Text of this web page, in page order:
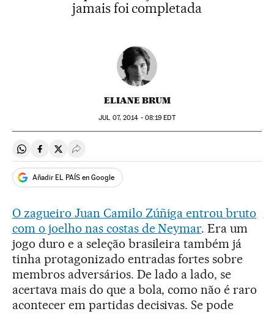
jamais foi completada
ELIANE BRUM
JUL 07, 2014 - 08:19 EDT
Compartir en Whatsapp
Compartir en Facebook
Compartir en Twitter
Desplegar Redes Sociales
Añadir EL PAÍS en Google
O zagueiro Juan Camilo Zúñiga entrou bruto
com o joelho nas costas de Neymar. Era um
jogo duro e a seleção brasileira também já
tinha protagonizado entradas fortes sobre
membros adversários. De lado a lado, se
acertava mais do que a bola, como não é raro
acontecer em partidas decisivas. Se pode